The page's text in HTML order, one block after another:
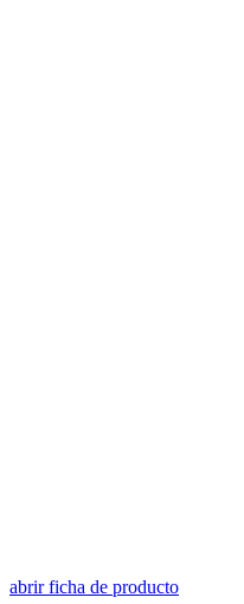
abrir ficha de producto